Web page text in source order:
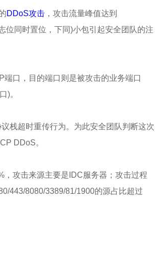
DDoS攻击 ，攻击流量峰值达到
位同时置位，下同)小包引起安全团队的注
口，目的端口则是被攻击的业务端口
)。
栈超时重传行为。为此安全团队判断这次
DDoS。
攻击来源主要是IDC服务器；攻击过程
443/8080/3389/81/1900的源占比超过